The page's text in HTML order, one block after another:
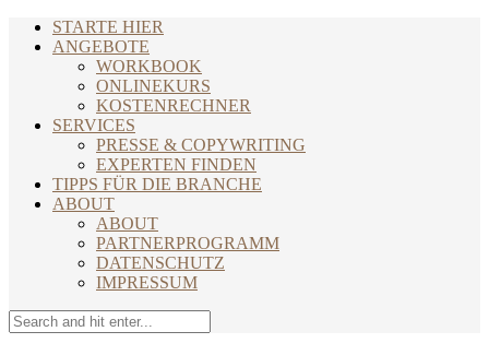
STARTE HIER
ANGEBOTE
WORKBOOK
ONLINEKURS
KOSTENRECHNER
SERVICES
PRESSE & COPYWRITING
EXPERTEN FINDEN
TIPPS FÜR DIE BRANCHE
ABOUT
ABOUT
PARTNERPROGRAMM
DATENSCHUTZ
IMPRESSUM